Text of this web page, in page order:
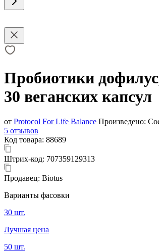
Пробиотики
30 веганских капсул
от Protocol For Life Balance Произведено:
5 отзывов
Код товара: 88689
Штрих-код: 707359129313
Продавец: Biotus
Варианты фасовки
30 шт.
Лучшая цена
50 шт.